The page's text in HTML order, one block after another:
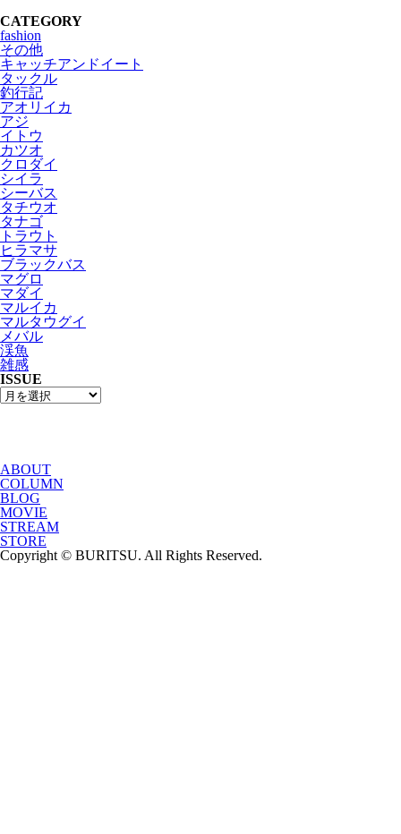
CATEGORY
fashion
その他
キャッチアンドイート
タックル
釣行記
アオリイカ
アジ
イトウ
カツオ
クロダイ
シイラ
シーバス
タチウオ
タナゴ
トラウト
ヒラマサ
ブラックバス
マグロ
マダイ
マルイカ
マルタウグイ
メバル
渓魚
雑感
ISSUE
ABOUT
COLUMN
BLOG
MOVIE
STREAM
STORE
Copyright © BURITSU. All Rights Reserved.